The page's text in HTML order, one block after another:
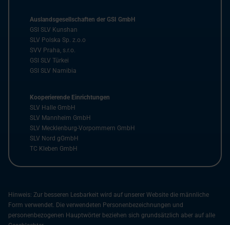
Auslandsgesellschaften der GSI GmbH
GSI SLV Kunshan
SLV Polska Sp. z.o.o
SVV Praha, s.r.o.
GSI SLV Türkei
GSI SLV Namibia
Kooperierende Einrichtungen
SLV Halle GmbH
SLV Mannheim GmbH
SLV Mecklenburg-Vorpommern GmbH
SLV Nord gGmbH
TC Kleben GmbH
Hinweis: Zur besseren Lesbarkeit wird auf unserer Website die männliche
Form verwendet. Die verwendeten Personenbezeichnungen und
personenbezogenen Hauptwörter beziehen sich grundsätzlich aber auf alle